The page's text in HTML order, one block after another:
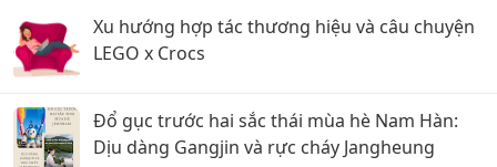
Xu hướng hợp tác thương hiệu và câu chuyện
LEGO x Crocs
Đổ gục trước hai sắc thái mùa hè Nam Hàn:
Dịu dàng Gangjin và rực cháy Jangheung